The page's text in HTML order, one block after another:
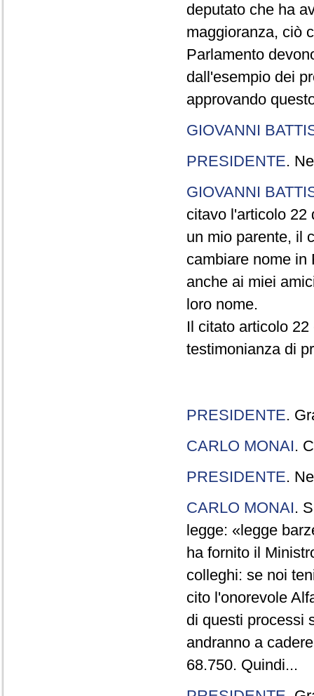
deputato che ha
maggioranza, ciò
Parlamento
dall'esempio dei
approvando
GIOVANNI
PRESIDENTE.
GIOVANNI
citavo l'articolo 22
un mio parente, il
cambiare nome in
anche ai miei
loro nome.
Il citato articolo
testimonianza di
PRESIDENTE.
CARLO MONAI.
PRESIDENTE.
CARLO MONAI.
legge: «legge
ha fornito il
colleghi: se noi
cito l'onorevole
di questi processi
andranno a
68.750. Quindi...